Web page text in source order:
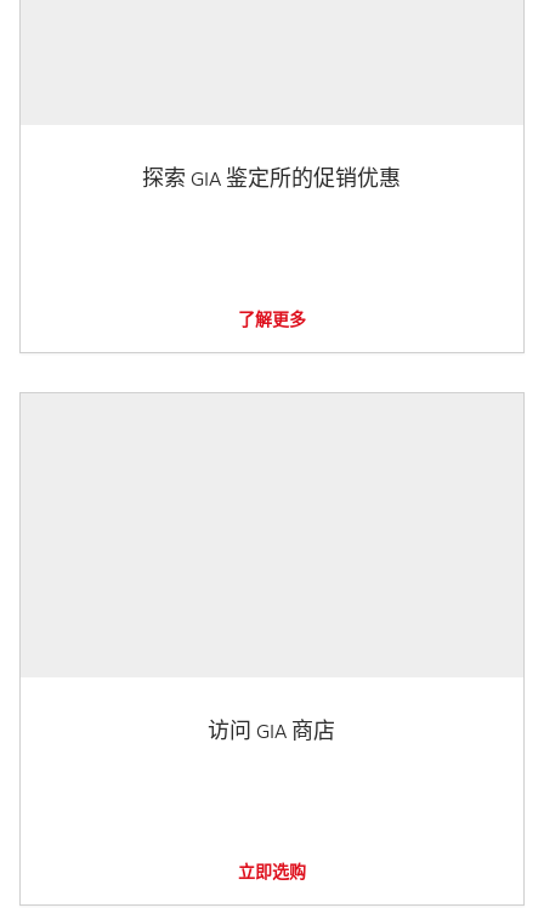
探索 GIA 鉴定所的促销优惠
了解更多
访问 GIA 商店
立即选购